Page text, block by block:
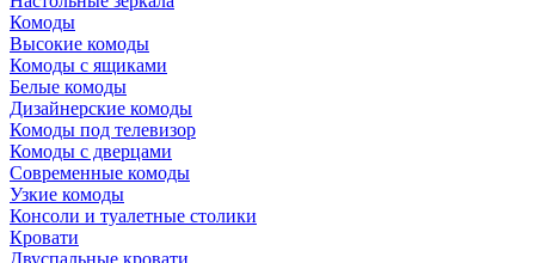
Комоды
Высокие комоды
Комоды с ящиками
Белые комоды
Дизайнерские комоды
Комоды под телевизор
Комоды с дверцами
Современные комоды
Узкие комоды
Консоли и туалетные столики
Кровати
Двуспальные кровати